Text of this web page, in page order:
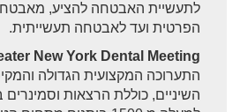
לתעשיית האבטחה להציע,
הפרטית ועד לאבטחה תעשייתית.
New York Dental Meeting
התערוכה המקצועית הגדולה
השיניים, כוללת הרצאות